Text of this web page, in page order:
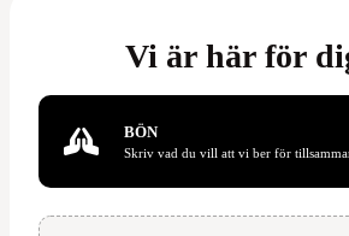
Vi är här för
BÖN
Skriv vad du vill att vi ber för